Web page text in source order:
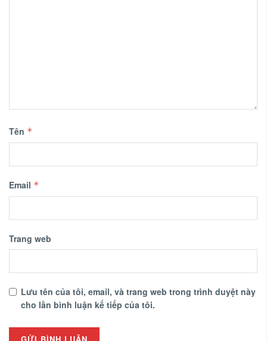
Tên *
Email *
Trang web
Lưu tên của tôi, email, và trang web trong trình duyệt này
cho lần bình luận kế tiếp của tôi.